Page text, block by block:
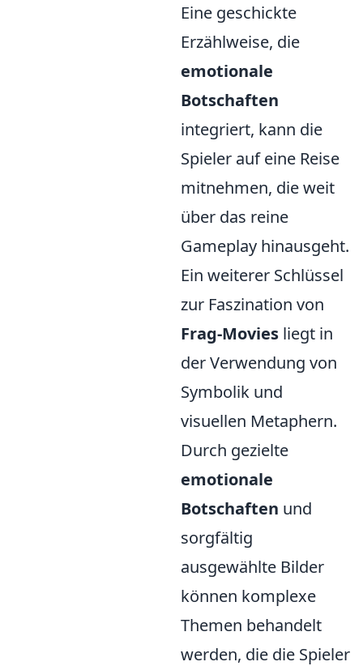
Eine geschickte
Erzählweise, die
emotionale
Botschaften
integriert, kann die
Spieler auf eine Reise
mitnehmen, die weit
über das reine
Gameplay hinausgeht.
Ein weiterer Schlüssel
zur Faszination von
Frag-Movies liegt in
der Verwendung von
Symbolik und
visuellen Metaphern.
Durch gezielte
emotionale
Botschaften und
sorgfältig
ausgewählte Bilder
können komplexe
Themen behandelt
werden, die die Spieler